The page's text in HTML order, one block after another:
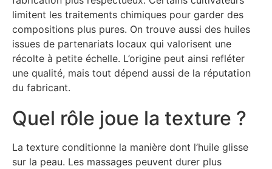
limitent les traitements chimiques pour garder des
compositions plus pures. On trouve aussi des huiles
issues de partenariats locaux qui valorisent une
récolte à petite échelle. L’origine peut ainsi refléter
une qualité, mais tout dépend aussi de la réputation
du fabricant.
Quel rôle joue la texture ?
La texture conditionne la manière dont l’huile glisse
sur la peau. Les massages peuvent durer plus